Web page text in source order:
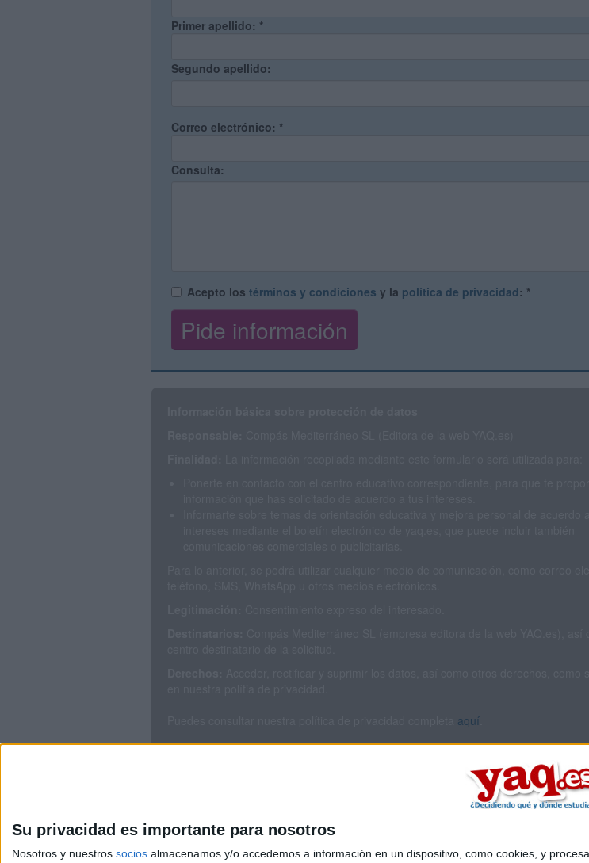
Su privacidad es importante para nosotros
Nosotros y nuestros socios almacenamos y/o accedemos a información en un dispositivo, como cookies, y
Primer apellido: *
Segundo apellido:
Correo electrónico: *
Consulta:
Acepto los términos y condiciones y la política de privacidad: *
aquí
Quiénes somos|Contactar|